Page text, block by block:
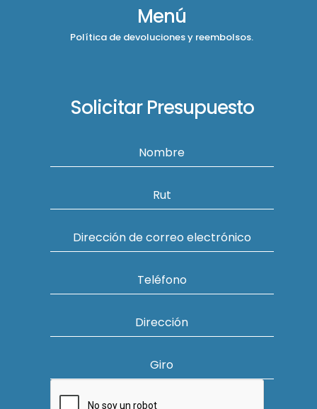
Menú
Política de devoluciones y reembolsos.
Solicitar Presupuesto
Nombre
Rut
Dirección de correo electrónico
Teléfono
Dirección
Giro